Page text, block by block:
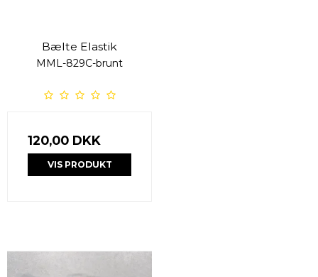
Bælte Elastik
MML-829C-brunt
120,00 DKK
VIS PRODUKT